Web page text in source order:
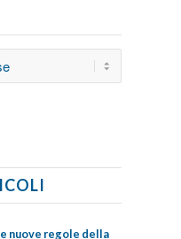
nuove regole della